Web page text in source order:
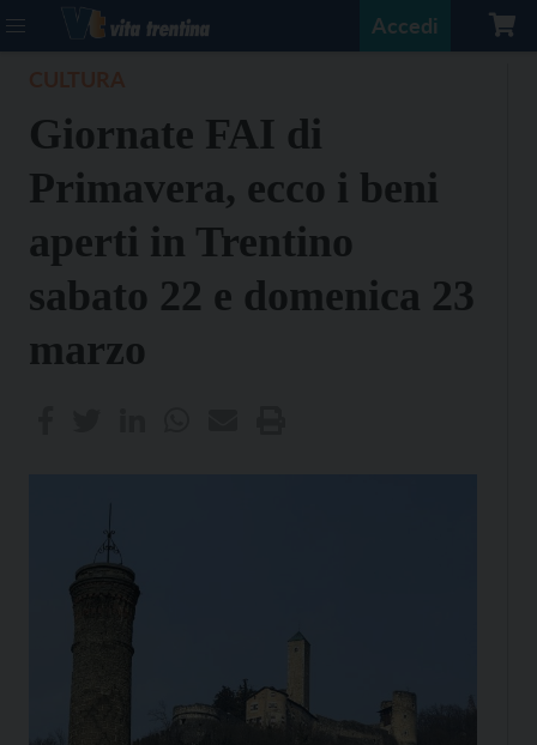
Accedi
Giornate FAI di
Primavera, ecco i beni
aperti in Trentino
sabato 22 e domenica 23
marzo